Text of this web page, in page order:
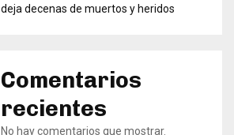
deja decenas de muertos y heridos
Comentarios
recientes
No hay comentarios que mostrar.